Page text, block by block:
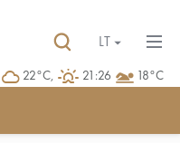
22°C, 21:26 18°C
LT